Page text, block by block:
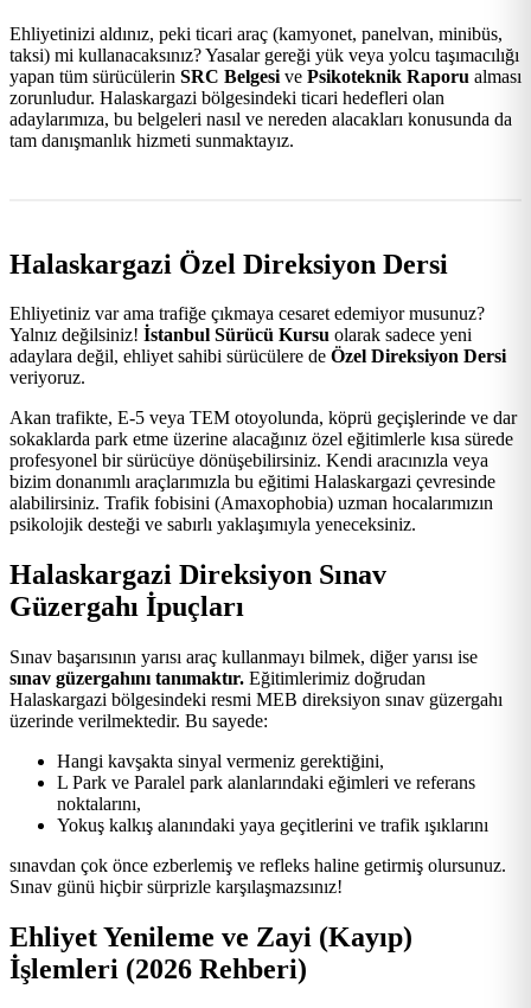
Ehliyetinizi aldınız, peki ticari araç (kamyonet, panelvan, minibüs,
taksi) mi kullanacaksınız? Yasalar gereği yük veya yolcu taşımacılığı
yapan tüm sürücülerin SRC Belgesi ve Psikoteknik Raporu alması
zorunludur. Halaskargazi bölgesindeki ticari hedefleri olan
adaylarımıza, bu belgeleri nasıl ve nereden alacakları konusunda da
tam danışmanlık hizmeti sunmaktayız.
Halaskargazi Özel Direksiyon Dersi
Ehliyetiniz var ama trafiğe çıkmaya cesaret edemiyor musunuz?
Yalnız değilsiniz! İstanbul Sürücü Kursu olarak sadece yeni
adaylara değil, ehliyet sahibi sürücülere de Özel Direksiyon Dersi
veriyoruz.
Akan trafikte, E-5 veya TEM otoyolunda, köprü geçişlerinde ve dar
sokaklarda park etme üzerine alacağınız özel eğitimlerle kısa sürede
profesyonel bir sürücüye dönüşebilirsiniz. Kendi aracınızla veya
bizim donanımlı araçlarımızla bu eğitimi Halaskargazi çevresinde
alabilirsiniz. Trafik fobisini (Amaxophobia) uzman hocalarımızın
psikolojik desteği ve sabırlı yaklaşımıyla yeneceksiniz.
Halaskargazi Direksiyon Sınav
Güzergahı İpuçları
Sınav başarısının yarısı araç kullanmayı bilmek, diğer yarısı ise
sınav güzergahını tanımaktır. Eğitimlerimiz doğrudan
Halaskargazi bölgesindeki resmi MEB direksiyon sınav güzergahı
üzerinde verilmektedir. Bu sayede:
Hangi kavşakta sinyal vermeniz gerektiğini,
L Park ve Paralel park alanlarındaki eğimleri ve referans
noktalarını,
Yokuş kalkış alanındaki yaya geçitlerini ve trafik ışıklarını
sınavdan çok önce ezberlemiş ve refleks haline getirmiş olursunuz.
Sınav günü hiçbir sürprizle karşılaşmazsınız!
Ehliyet Yenileme ve Zayi (Kayıp)
İşlemleri (2026 Rehberi)